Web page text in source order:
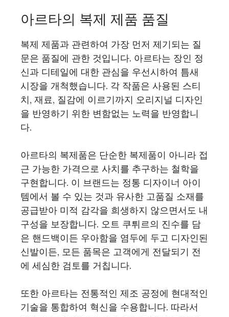
아르타의 복제 제품 품질
복제 제품과 관련하여 가장 먼저 제기되는 질
문은 품질에 관한 것입니다. 아르타는 장인 정
신과 디테일에 대한 관심을 우선시하여 틈새
시장을 개척했습니다. 각 작품은 사용된 스티
치, 재료, 질감에 이르기까지 오리지널 디자인
을 반영하기 위한 변함없는 노력을 반영합니
다.
아르타의 복제품은 단순한 복제품이 아니라 접
근 가능한 가격으로 사치를 추구하는 철학을
구현합니다. 이 브랜드는 정통 디자이너 아이
템에서 볼 수 있는 것과 유사한 고품질 소재를
공급받아 미적 감각을 희생하지 않으면서도 내
구성을 보장합니다. 오트 쿠튀르의 진수를 담
은 핸드백이든 우아함을 염두에 두고 디자인된
신발이든, 모든 품목은 고객에게 전달되기 전
에 세심한 검토를 거칩니다.
또한 아르타는 전통적인 제조 공정에 현대적인
기술을 통합하여 혁신을 수용합니다. 따라서